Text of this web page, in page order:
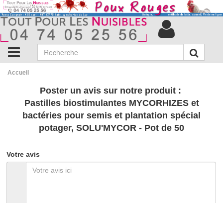
Accueil
Poster un avis sur notre produit :
Pastilles biostimulantes MYCORHIZES et
bactéries pour semis et plantation spécial
potager, SOLU'MYCOR - Pot de 50
Votre avis